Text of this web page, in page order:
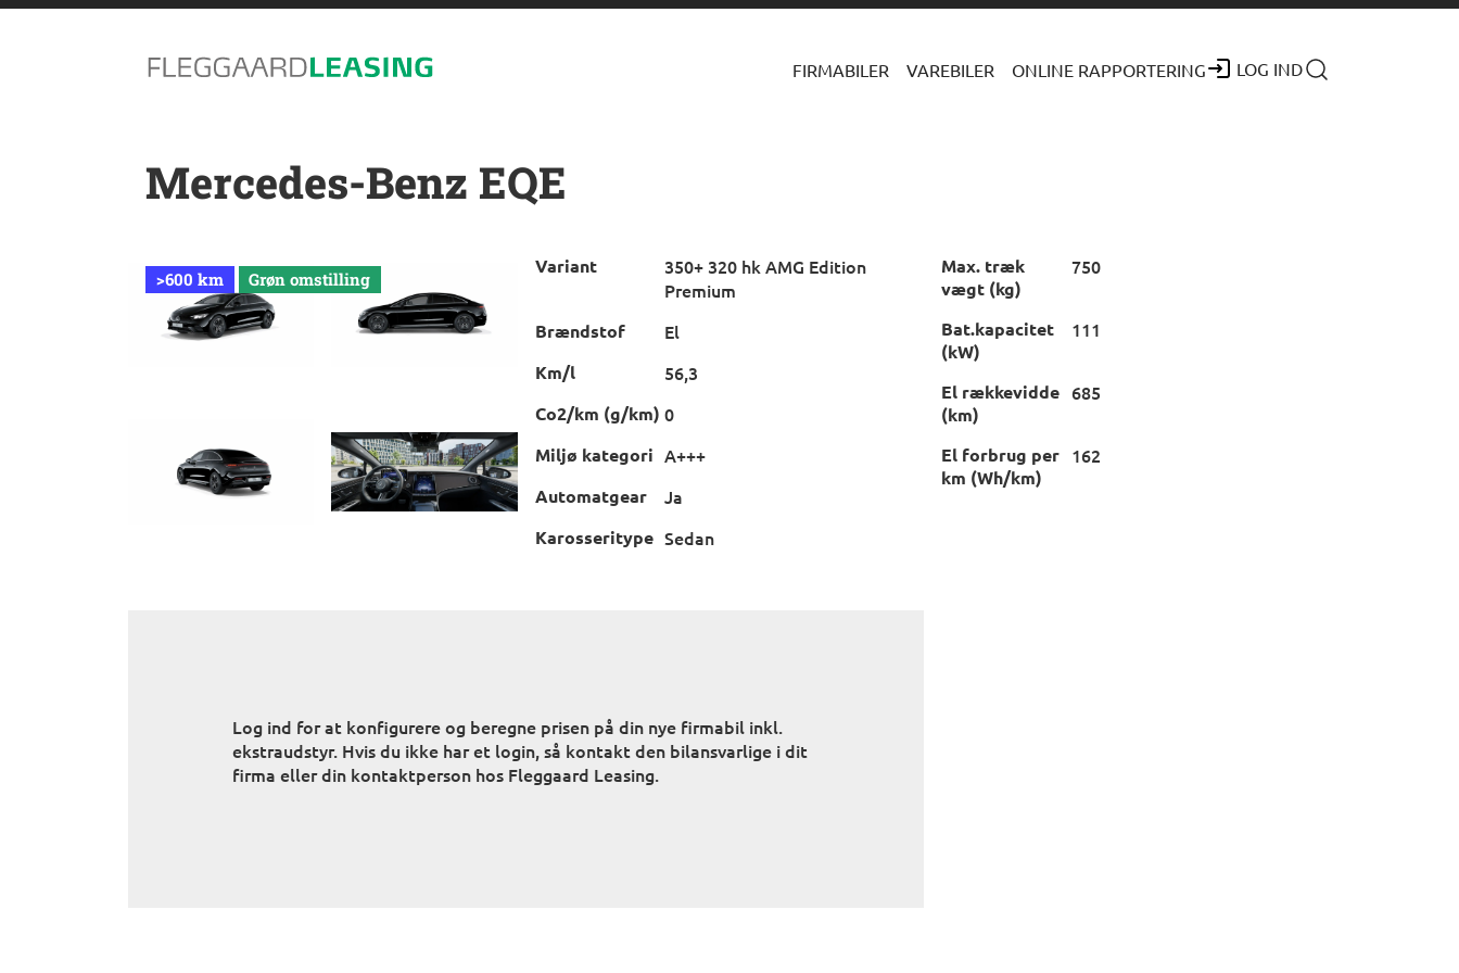
FIRMABILER VAREBILER ONLINE RAPPORTERING LOG IND
Mercedes-Benz EQE
Variant
350+ 320 hk AMG Edition
Premium
Brændstof El
Km/l 56,3
Co2/km (g/km) 0
Miljø kategori A+++
Automatgear Ja
Karosseritype Sedan
Max. træk
vægt (kg)
750
Bat.kapacitet
(kW)
111
El rækkevidde
(km)
685
El forbrug per
km (Wh/km)
162
Log ind for at konfigurere og beregne prisen på din nye firmabil inkl.
ekstraudstyr. Hvis du ikke har et login, så kontakt den bilansvarlige i dit
firma eller din kontaktperson hos Fleggaard Leasing.